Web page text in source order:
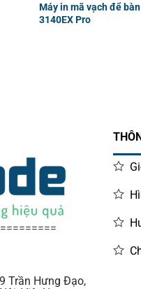
Máy in mã vạch để
3140EX Pro
Trần Hưng Đạo,